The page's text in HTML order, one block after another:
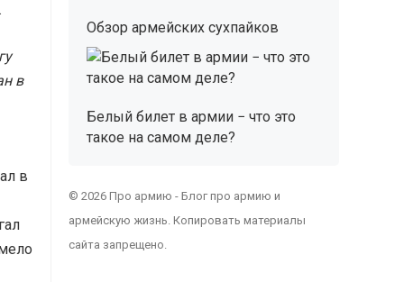
в
в
Обзор армейских сухпайков
Белый билет в армии − что это
такое на самом деле?
© 2026 Про армию - Блог про армию и
армейскую жизнь. Копировать материалы
сайта запрещено.